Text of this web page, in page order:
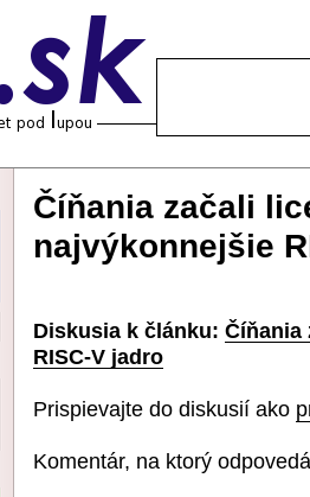
Číňania začali
najvýkonnejšie
Diskusia k článku: Číňania
RISC-V jadro
Prispievajte do diskusií ako
Komentár, na ktorý